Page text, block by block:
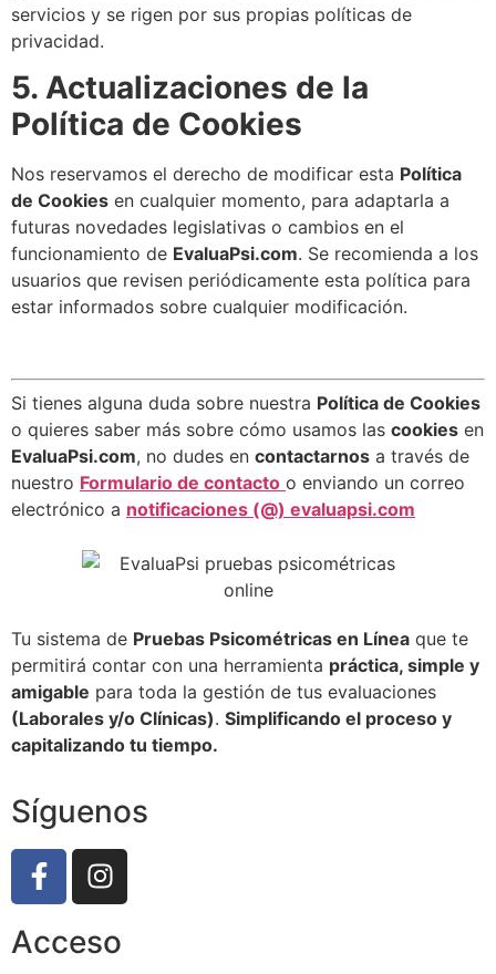
servicios y se rigen por sus propias políticas de
privacidad.
5. Actualizaciones de la
Política de Cookies
Nos reservamos el derecho de modificar esta Política
de Cookies en cualquier momento, para adaptarla a
futuras novedades legislativas o cambios en el
funcionamiento de EvaluaPsi.com. Se recomienda a los
usuarios que revisen periódicamente esta política para
estar informados sobre cualquier modificación.
Si tienes alguna duda sobre nuestra Política de Cookies
o quieres saber más sobre cómo usamos las cookies en
EvaluaPsi.com, no dudes en contactarnos a través de
nuestro Formulario de contacto o enviando un correo
electrónico a notificaciones (@) evaluapsi.com
Tu sistema de Pruebas Psicométricas en Línea que te
permitirá contar con una herramienta práctica, simple y
amigable para toda la gestión de tus evaluaciones
(Laborales y/o Clínicas). Simplificando el proceso y
capitalizando tu tiempo.
Síguenos
Acceso